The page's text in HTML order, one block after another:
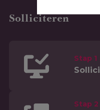
Solliciteren
Stap 1
Stap 2